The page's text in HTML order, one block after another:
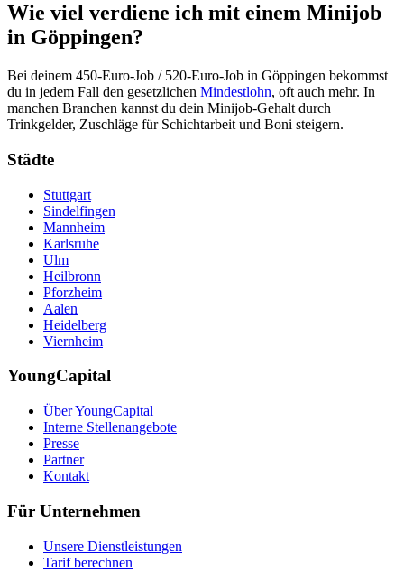
Wie viel verdiene ich mit einem Minijob
in Göppingen?
Bei deinem 450-Euro-Job / 520-Euro-Job in Göppingen bekommst
du in jedem Fall den gesetzlichen Mindestlohn, oft auch mehr. In
manchen Branchen kannst du dein Minijob-Gehalt durch
Trinkgelder, Zuschläge für Schichtarbeit und Boni steigern.
Städte
Stuttgart
Sindelfingen
Mannheim
Karlsruhe
Ulm
Heilbronn
Pforzheim
Aalen
Heidelberg
Viernheim
YoungCapital
Über YoungCapital
Interne Stellenangebote
Presse
Partner
Kontakt
Für Unternehmen
Unsere Dienstleistungen
Tarif berechnen